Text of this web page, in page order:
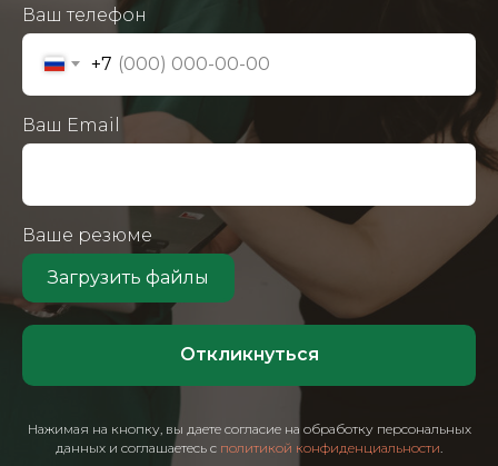
Ваш телефон
+7
Ваш Email
Ваше резюме
Загрузить файлы
Откликнуться
Нажимая на кнопку, вы даете согласие на обработку персональных
данных и соглашаетесь с политикой конфиденциальности.